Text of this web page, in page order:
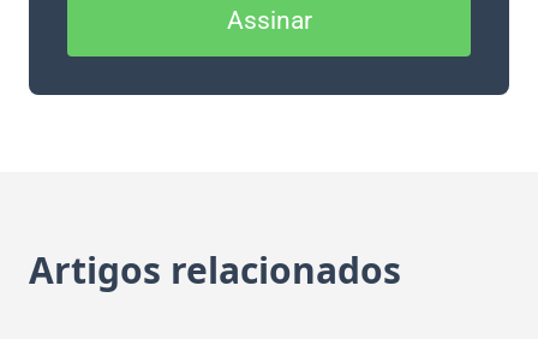
Assinar
Artigos relacionados